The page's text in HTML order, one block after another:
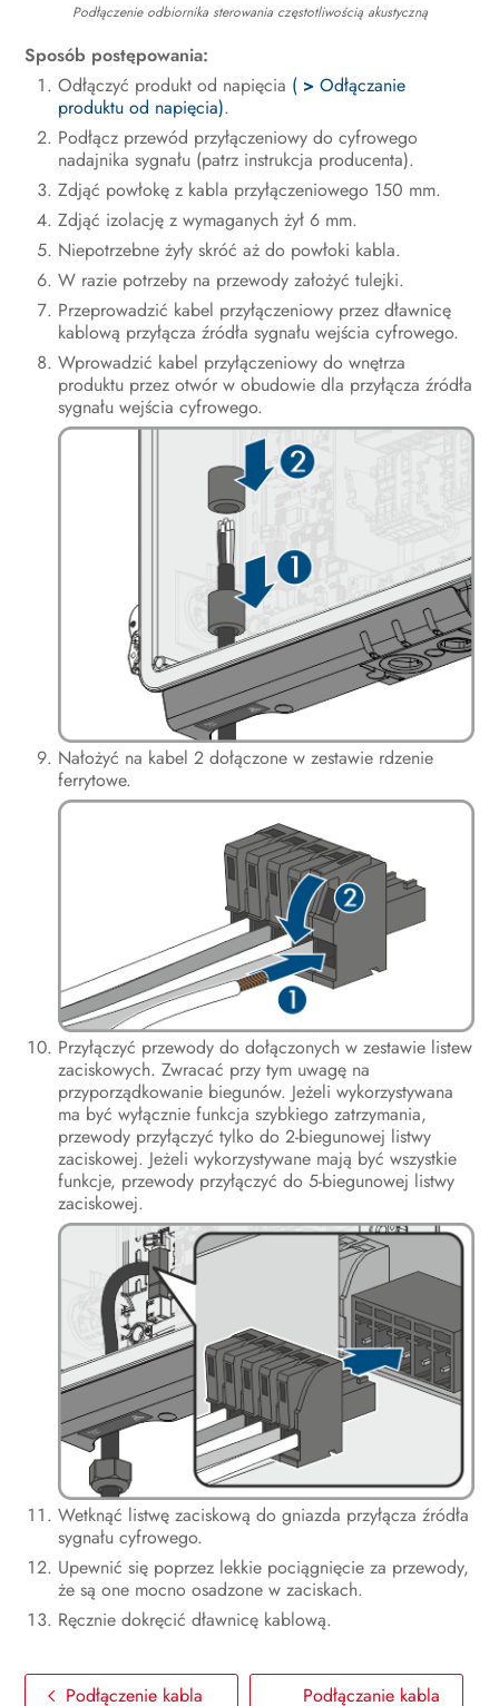
Podłączenie odbiornika sterowania częstotliwością akustyczną
Sposób postępowania:
Odłączyć produkt od napięcia ( >Odłączanie
produktu od napięcia).
Podłącz przewód przyłączeniowy do cyfrowego
nadajnika sygnału (patrz instrukcja producenta).
Zdjąć powłokę z kabla przyłączeniowego 150 mm.
Zdjąć izolację z wymaganych żył 6 mm.
Niepotrzebne żyły skróć aż do powłoki kabla.
W razie potrzeby na przewody założyć tulejki.
Przeprowadzić kabel przyłączeniowy przez dławnicę
kablową przyłącza źródła sygnału wejścia cyfrowego.
Wprowadzić kabel przyłączeniowy do wnętrza
produktu przez otwór w obudowie dla przyłącza źródła
sygnału wejścia cyfrowego.
Nałożyć na kabel 2 dołączone w zestawie rdzenie
ferrytowe.
Przyłączyć przewody do dołączonych w zestawie listew
zaciskowych. Zwracać przy tym uwagę na
przyporządkowanie biegunów. Jeżeli wykorzystywana
ma być wyłącznie funkcja szybkiego zatrzymania,
przewody przyłączyć tylko do 2-biegunowej listwy
zaciskowej. Jeżeli wykorzystywane mają być wszystkie
funkcje, przewody przyłączyć do 5-biegunowej listwy
zaciskowej.
Wetknąć listwę zaciskową do gniazda przyłącza źródła
sygnału cyfrowego.
Upewnić się poprzez lekkie pociągnięcie za przewody,
że są one mocno osadzone w zaciskach.
Ręcznie dokręcić dławnicę kablową.
Podłączenie kabla Podłączanie kabla